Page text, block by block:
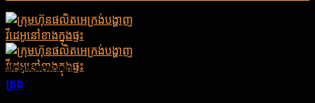
ជាន់បង្ហាញការរាំ
ត្រង